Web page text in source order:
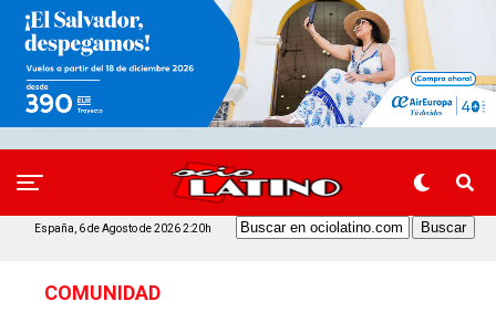
España, 6 de Agosto de 2026 2:20h
COMUNIDAD